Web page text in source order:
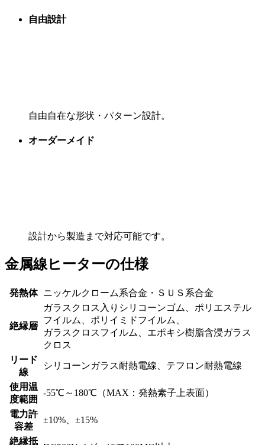
自由設計
自由自在な形状・パターン設計。
オーダーメイド
設計から製造まで対応可能です。
金属線ヒーターの仕様
発熱体 ニッケルクローム系合金・ＳＵＳ系合金
絶縁層
ガラスクロス入りシリコーンゴム、ポリエステル
フイルム、ポリイミドフイルム、
ガラスクロスフイルム、エポキシ樹脂含浸ガラス
クロス
リード
線
シリコーンガラス耐熱電線、テフロン耐熱電線
使用温
度範囲
-55℃～180℃（MAX：発熱素子上表面）
電力許
容差
±10%、±15%
絶縁抵